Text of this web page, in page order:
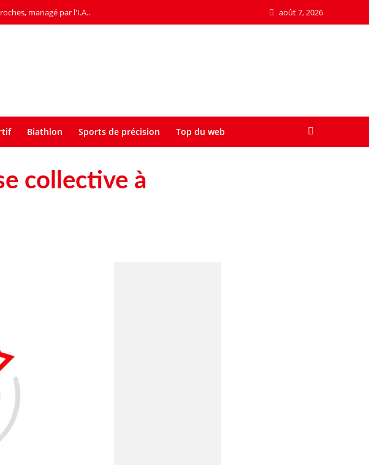
août 7, 2026
managé par l'I.A..
Biathlon Sports de précision Top du web
collective à